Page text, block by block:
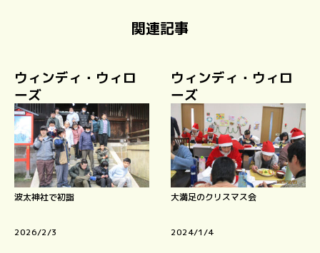
関連記事
ウィンディ・ウィロ
ーズ
波太神社で初詣
2026/2/3
ウィンディ・ウィロ
ーズ
大満足のクリスマス会
2024/1/4